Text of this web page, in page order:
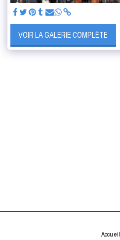
VOIR LA GALERIE COMPLÈTE
Accueil